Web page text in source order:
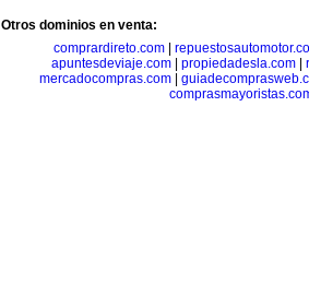
Otros dominios en venta:
comprardireto.com
apuntesdeviaje.com
propiedadesla.com
mercadocompras.com|